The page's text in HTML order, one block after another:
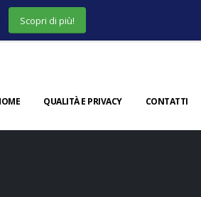
Scopri di più!
QUALITÀ E PRIVACY CONTATTI